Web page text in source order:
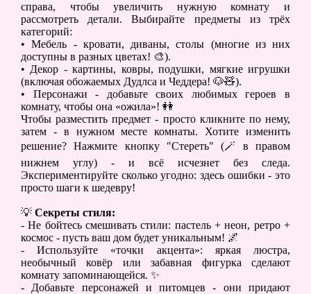
справа, чтобы увеличить нужную комнату и
рассмотреть детали. Выбирайте предметы из трёх
категорий:
• Мебель - кровати, диваны, столы (многие из них
доступны в разных цветах! 🎨).
• Декор - картины, ковры, подушки, мягкие игрушки
(включая обожаемых Дудлса и Чеддера! 🐶🧸).
• Персонажи - добавьте своих любимых героев в
комнату, чтобы она «ожила»! 👭
Чтобы разместить предмет - просто кликните по нему,
затем - в нужном месте комнаты. Хотите изменить
решение? Нажмите кнопку "Стереть" (🪄 в правом
нижнем углу) - и всё исчезнет без следа.
Экспериментируйте сколько угодно: здесь ошибки - это
просто шаги к шедевру!
💡 Секреты стиля:
- Не бойтесь смешивать стили: пастель + неон, ретро +
космос - пусть ваш дом будет уникальным! 🌌
- Используйте «точки акцента»: яркая люстра,
необычный ковёр или забавная фигурка сделают
комнату запоминающейся. ✨
- Добавьте персонажей и питомцев - они придают